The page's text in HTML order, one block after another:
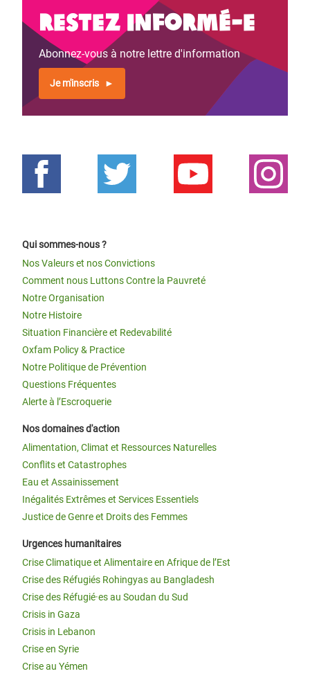
Restez informé-e
Abonnez-vous à notre lettre d'information
Je m'inscris
Qui sommes-nous ?
Nos Valeurs et nos Convictions
Comment nous Luttons Contre la Pauvreté
Notre Organisation
Notre Histoire
Situation Financière et Redevabilité
Oxfam Policy & Practice
Notre Politique de Prévention
Questions Fréquentes
Alerte à l’Escroquerie
Nos domaines d'action
Alimentation, Climat et Ressources Naturelles
Conflits et Catastrophes
Eau et Assainissement
Inégalités Extrêmes et Services Essentiels
Justice de Genre et Droits des Femmes
Urgences humanitaires
Crise Climatique et Alimentaire en Afrique de l’Est
Crise des Réfugiés Rohingyas au Bangladesh
Crise des Réfugié·es au Soudan du Sud
Crisis in Gaza
Crisis in Lebanon
Crise en Syrie
Crise au Yémen